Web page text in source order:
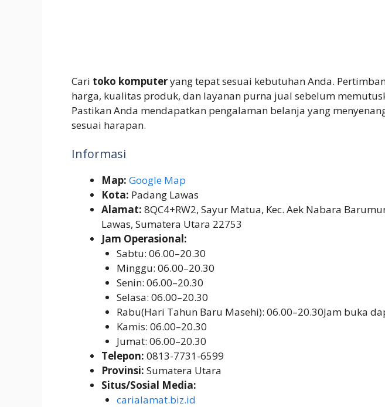
Cari toko komputeryang tepat sesuai kebutuhan Anda.
harga, kualitas produk, dan layanan purna jual sebelum
Pastikan Anda mendapatkan pengalaman belanja yang
sesuai harapan.
Informasi
Map: Google Map
Kota: Padang Lawas
Alamat: 8QC4+RW2, Sayur Matua, Kec. Aek Nabara
Lawas, Sumatera Utara 22753
Jam Operasional:
Sabtu: 06.00–20.30
Minggu: 06.00–20.30
Senin: 06.00–20.30
Selasa: 06.00–20.30
Rabu(Hari Tahun Baru Masehi): 06.00–20.30Jam buka
Kamis: 06.00–20.30
Jumat: 06.00–20.30
Telepon: 0813-7731-6599
Provinsi: Sumatera Utara
Situs/Sosial Media:
carialamat.biz.id